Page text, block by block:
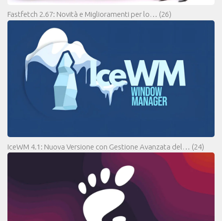
Fastfetch 2.67: Novità e Miglioramenti per lo… (26)
IceWM 4.1: Nuova Versione con Gestione Avanzata del… (24)